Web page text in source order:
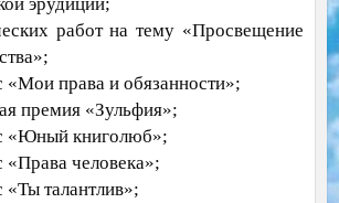
работ на тему «Просвещение
«Мои права и обязанности»;
премия «Зульфия»;
«Юный книголюб»;
человека»;
талантлив»;